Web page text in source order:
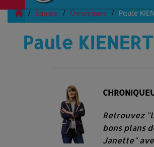
Équipe Chroniques Paule
Paule KIENERT
Retrouvez
bons plans
Janette"